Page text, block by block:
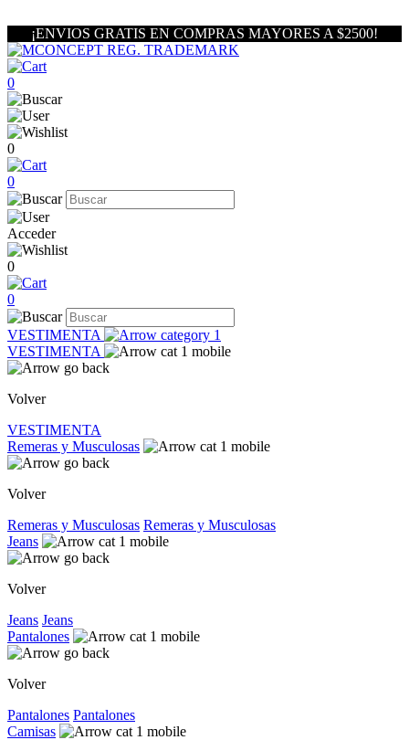
¡ENVIOS GRATIS EN COMPRAS MAYORES A $2500!
0
0
0
Acceder
0
0
VESTIMENTA
VESTIMENTA
Volver
VESTIMENTA
Remeras y Musculosas
Volver
Remeras y Musculosas Remeras y Musculosas
Jeans
Volver
Jeans Jeans
Pantalones
Volver
Pantalones Pantalones
Camisas